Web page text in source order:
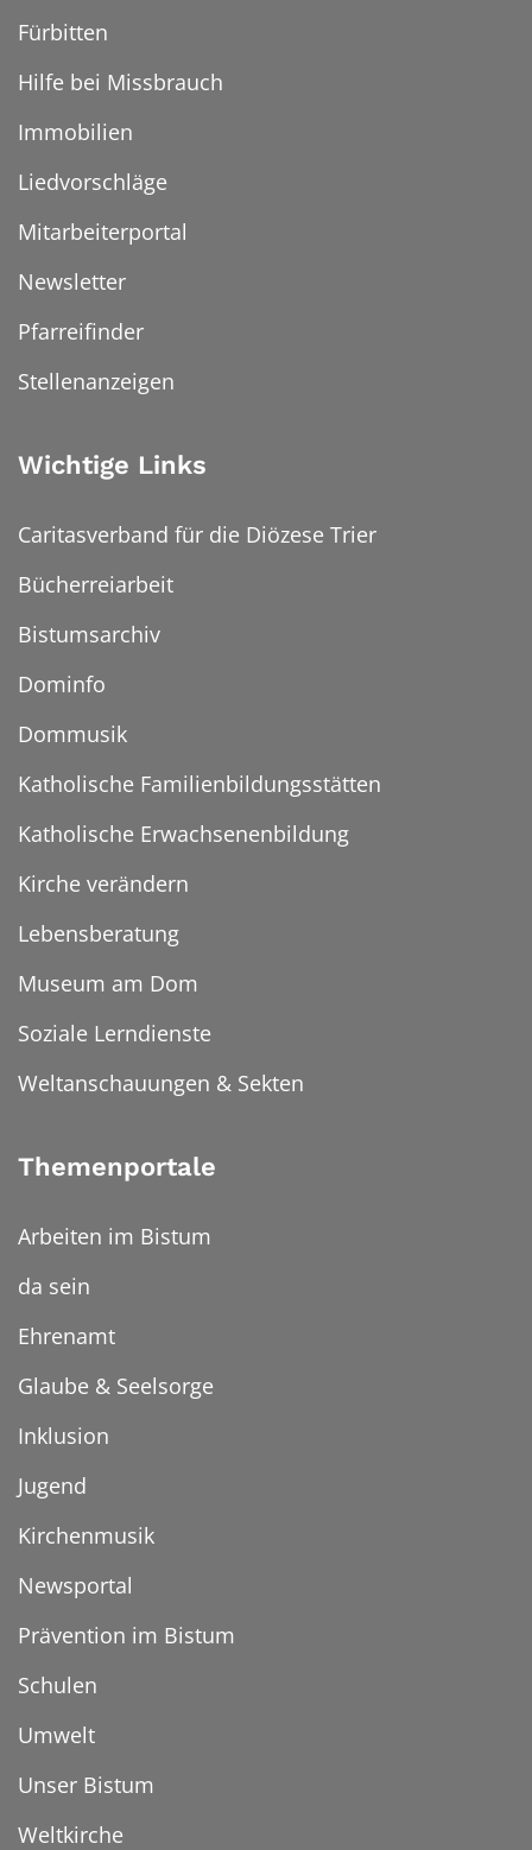
Fürbitten
Hilfe bei Missbrauch
Immobilien
Liedvorschläge
Mitarbeiterportal
Newsletter
Pfarreifinder
Stellenanzeigen
Wichtige Links
Caritasverband für die Diözese Trier
Bücherreiarbeit
Bistumsarchiv
Dominfo
Dommusik
Katholische Familienbildungsstätten
Katholische Erwachsenenbildung
Kirche verändern
Lebensberatung
Museum am Dom
Soziale Lerndienste
Weltanschauungen & Sekten
Themenportale
Arbeiten im Bistum
da sein
Ehrenamt
Glaube & Seelsorge
Inklusion
Jugend
Kirchenmusik
Newsportal
Prävention im Bistum
Schulen
Umwelt
Unser Bistum
Weltkirche